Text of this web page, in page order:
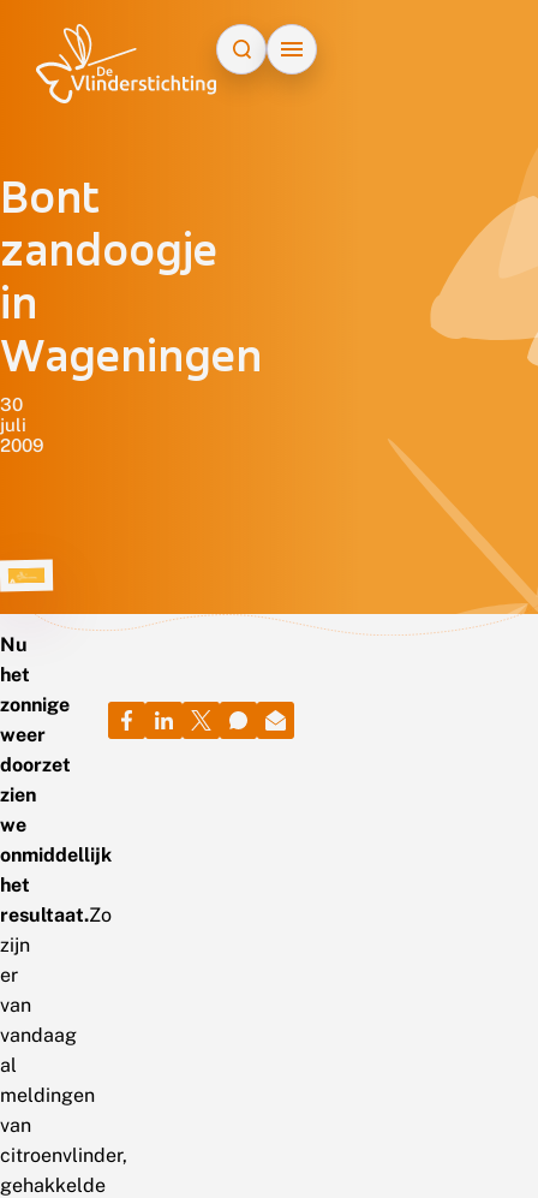
Bont
zandoogje
in
Wageningen
30
juli
2009
Nu
het
zonnige
weer
doorzet
zien
we
onmiddellijk
het
resultaat.Zo
zijn
er
van
vandaag
al
meldingen
van
citroenvlinder,
gehakkelde